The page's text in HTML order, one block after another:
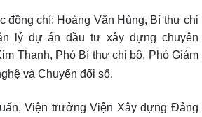
đồng chí: Hoàng Văn Hùng, Bí thư chi
lý dự án đầu tư xây dựng chuyên
Thanh, Phó Bí thư chi bộ, Phó Giám
và Chuyển đổi số.
Viện trưởng Viện Xây dựng Đảng